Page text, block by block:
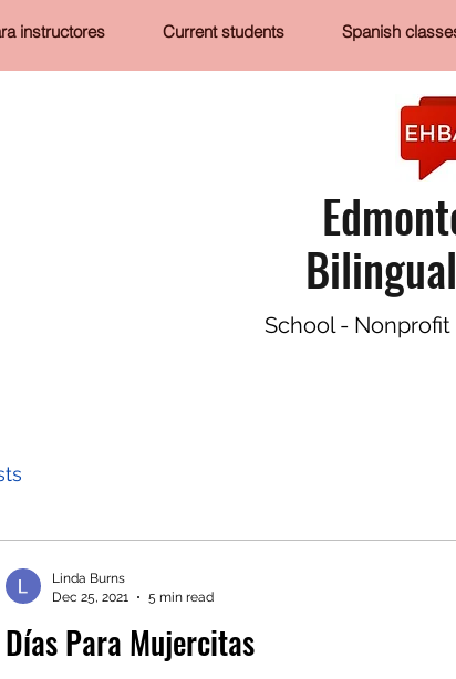
instructores Current students Spanish
School -
Días Para Mujercitas
Linda Burns
Dec 25, 2021
5 min read